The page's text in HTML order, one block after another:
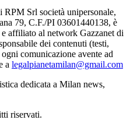
Srl società unipersonale,
79, C.F./PI 03601440138, è
affiliato al network Gazzanet di
dei contenuti (testi,
comunicazione avente ad
a legalpianetamilan@gmail.com
dedicata a Milan news,
riservati.